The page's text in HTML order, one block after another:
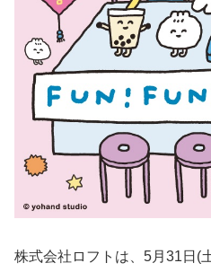
株式会社ロフトは、5月31日(